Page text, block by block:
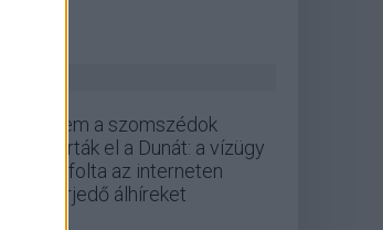
Nem a szomszédok
zárták el a Dunát: a vízügy
cáfolta az interneten
terjedő álhíreket